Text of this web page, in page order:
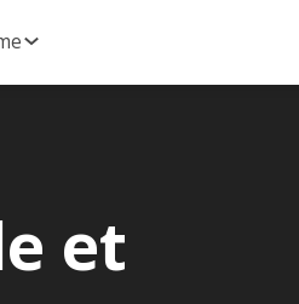
et